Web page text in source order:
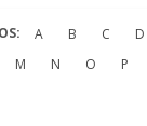
A B C D
M N O P